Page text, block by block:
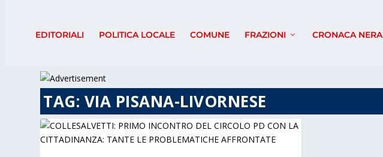
EDITORIALI POLITICA LOCALE COMUNE FRAZIONI CRONACA NERA
TAG: VIA PISANA-LIVORNESE